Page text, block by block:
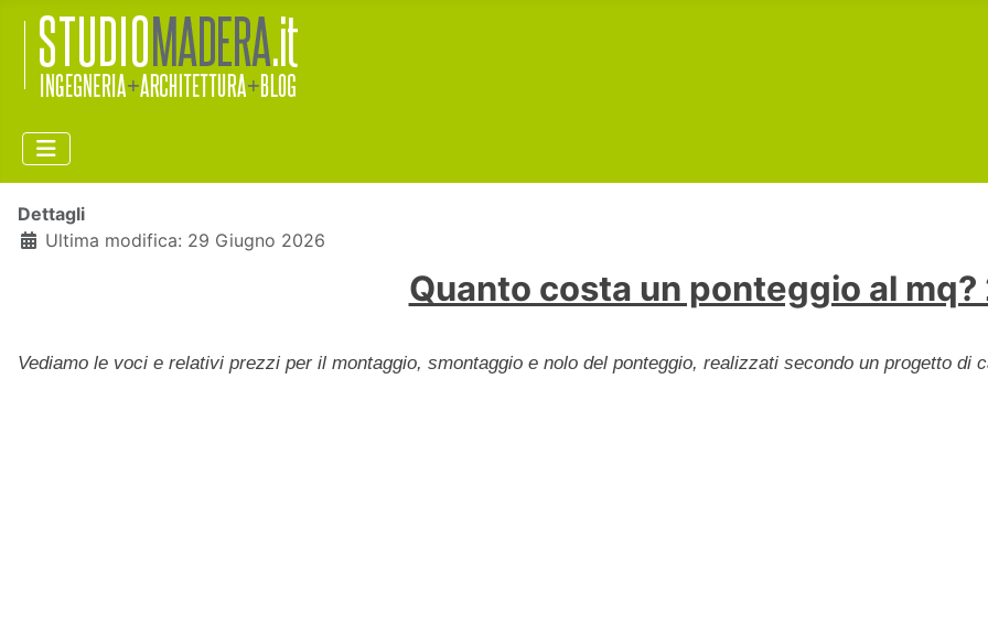
Dettagli
Ultima modifica: 29 Giugno 2026
Quanto costa un ponteggio al
Vediamo le voci e relativi prezzi per il montaggio, smontaggio e nolo del ponteggio, realizzati secondo un progetto di